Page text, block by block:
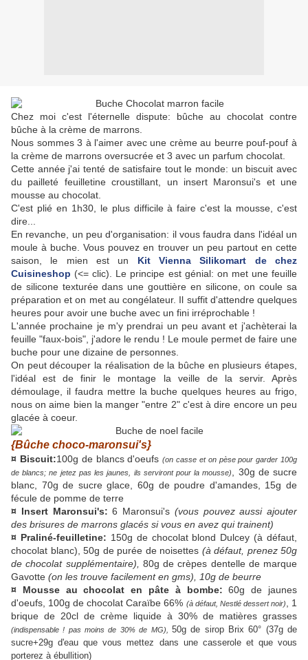
Chez moi c'est l'éternelle dispute: bûche au chocolat contre
bûche à la crème de marrons.
Nous sommes 3 à l'aimer avec une crème au beurre pouf-pouf à
la crème de marrons oversucrée et 3 avec un parfum chocolat.
Cette année j'ai tenté de satisfaire tout le monde: un biscuit avec
du pailleté feuilletine croustillant, un insert Maronsui's et une
mousse au chocolat.
C'est plié en 1h30, le plus difficile à faire c'est la mousse, c'est
dire...
En revanche, un peu d'organisation: il vous faudra dans l'idéal un
moule à buche. Vous pouvez en trouver un peu partout en cette
saison, le mien est un Kit Vienna Silikomart de chez
Cuisineshop (<= clic). Le principe est génial: on met une feuille
de silicone texturée dans une gouttière en silicone, on coule sa
préparation et on met au congélateur. Il suffit d'attendre quelques
heures pour avoir une buche avec un fini irréprochable !
L'année prochaine je m'y prendrai un peu avant et j'achèterai la
feuille "faux-bois", j'adore le rendu ! Le moule permet de faire une
buche pour une dizaine de personnes.
On peut découper la réalisation de la bûche en plusieurs étapes,
l'idéal est de finir le montage la veille de la servir. Après
démoulage, il faudra mettre la buche quelques heures au frigo,
nous on aime bien la manger "entre 2" c'est à dire encore un peu
glacée à coeur.
{Bûche choco-maronsui's}
¤ Biscuit:100g de blancs d'oeufs(on casse et on pèse pour garder 100g
de blancs; ne jetez pas les jaunes, ils serviront pour la mousse)
, 30g de sucre
blanc, 70g de sucre glace, 60g de poudre d'amandes, 15g de
fécule de pomme de terre
¤ Insert Maronsui's: 6 Maronsui's (vous pouvez aussi ajouter
des brisures de marrons glacés si vous en avez qui trainent)
¤ Praliné-feuilletine: 150g de chocolat blond Dulcey (à défaut,
chocolat blanc), 50g de purée de noisettes (à défaut, prenez 50g
de chocolat supplémentaire)
80g de crèpes dentelle de marque
Gavotte (on les trouve facilement en gms),
10g de beurre
¤ Mousse au chocolat en pâte à bombe: 60g de jaunes
d'oeufs, 100g de chocolat Caraïbe 66% (à défaut, Nestlé dessert noir)
, 1
brique de 20cl de crème liquide à 30% de matières grasses
(indispensable ! pas moins de 30% de MG), 50g de sirop Brix 60° (37g de
sucre+29g d'eau que vous mettez dans une casserole et que vous
porterez à ébullition)